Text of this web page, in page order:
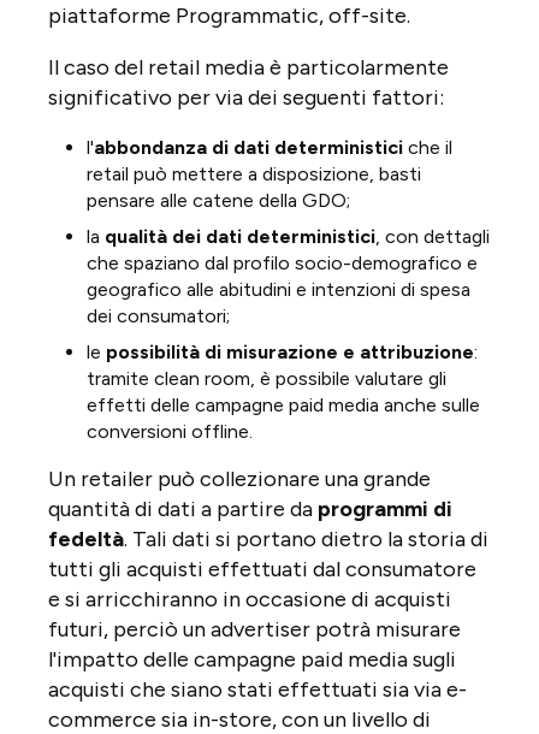
piattaforme Programmatic, off-site.
Il caso del retail media è particolarmente
significativo per via dei seguenti fattori:
l'abbondanza di dati deterministici che il
retail può mettere a disposizione, basti
pensare alle catene della GDO;
la qualità dei dati deterministici , con dettagli
che spaziano dal profilo socio-demografico e
geografico alle abitudini e intenzioni di spesa
dei consumatori;
le possibilità di misurazione e attribuzione:
tramite clean room, è possibile valutare gli
effetti delle campagne paid media anche sulle
conversioni offline.
Un retailer può collezionare una grande
quantità di dati a partire da programmi di
fedeltà. Tali dati si portano dietro la storia di
tutti gli acquisti effettuati dal consumatore
e si arricchiranno in occasione di acquisti
futuri, perciò un advertiser potrà misurare
l'impatto delle campagne paid media sugli
acquisti che siano stati effettuati sia via e-
commerce sia in-store, con un livello di